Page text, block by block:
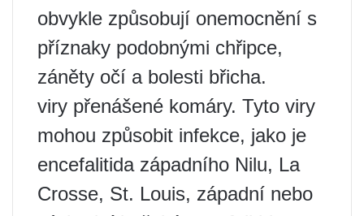
obvykle způsobují onemocnění s
příznaky podobnými chřipce,
záněty očí a bolesti břicha.
viry přenášené komáry. Tyto viry
mohou způsobit infekce, jako je
encefalitida západního Nilu, La
Crosse, St. Louis, západní nebo